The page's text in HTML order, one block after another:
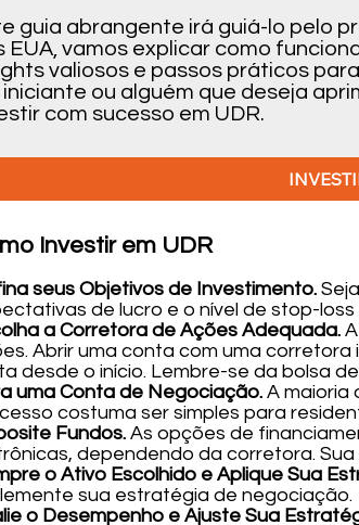
guia abrangente irá guiá-lo pelo
EUA, vamos explicar como
valiosos e passos práticos
iniciante ou alguém que deseja
com sucesso em UDR.
Investir em UDR
seus Objetivos de Investimento.
de lucro e o nível de stop-
a Corretora de Ações Adequada.
Abrir uma conta com uma
desde o início. Lembre-se da bolsa
uma Conta de Negociação. A maioria
costuma ser simples para
Fundos. As opções de
dependendo da corretora.
o Ativo Escolhido e Aplique Sua
sua estratégia de negociação.
o Desempenho e Ajuste Sua